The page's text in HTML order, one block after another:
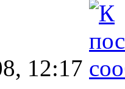
12:17